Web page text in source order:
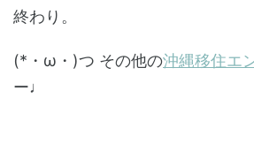
終わり。
(*・ω・)つ その他の沖縄移住エ
ー♩